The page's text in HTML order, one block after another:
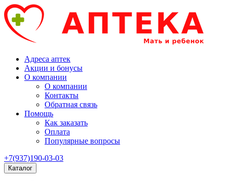
Адреса аптек
Акции и бонусы
О компании
О компании
Контакты
Обратная связь
Помощь
Как заказать
Оплата
Популярные вопросы
+7(937)190-03-03
Каталог